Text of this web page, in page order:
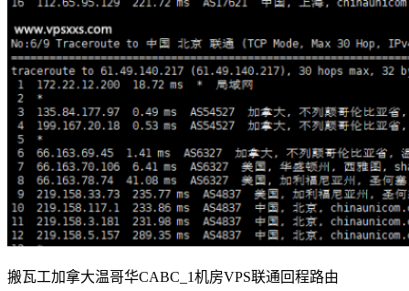
搬瓦工加拿大温哥华CABC_1机房VPS联通回程路由